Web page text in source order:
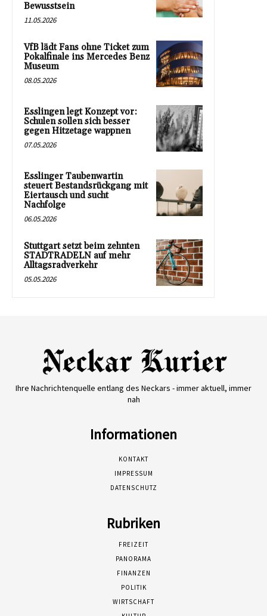
Bewusstsein
11.05.2026
VfB lädt Fans ohne Ticket zum
Pokalfinale ins Mercedes Benz
Museum
08.05.2026
Esslingen legt Konzept vor:
Schulen sollen sich besser
gegen Hitzetage wappnen
07.05.2026
Esslinger Taubenwartin
steuert Bestandsrückgang mit
Eiertausch und sucht
Nachfolge
06.05.2026
Stuttgart setzt beim zehnten
STADTRADELN auf mehr
Alltagsradverkehr
05.05.2026
Ihre Nachrichtenquelle entlang des Neckars - immer aktuell, immer
nah
Informationen
KONTAKT
IMPRESSUM
DATENSCHUTZ
Rubriken
FREIZEIT
PANORAMA
FINANZEN
POLITIK
WIRTSCHAFT